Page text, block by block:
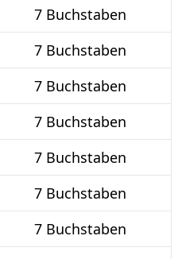
7 Buchstaben
7 Buchstaben
7 Buchstaben
7 Buchstaben
7 Buchstaben
7 Buchstaben
7 Buchstaben